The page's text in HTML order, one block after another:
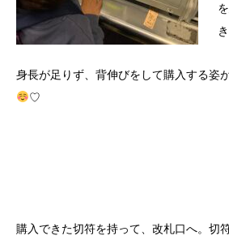
身長が足りず、背伸びをして購入する姿
♡
購入できた切符を持って、改札口へ。切